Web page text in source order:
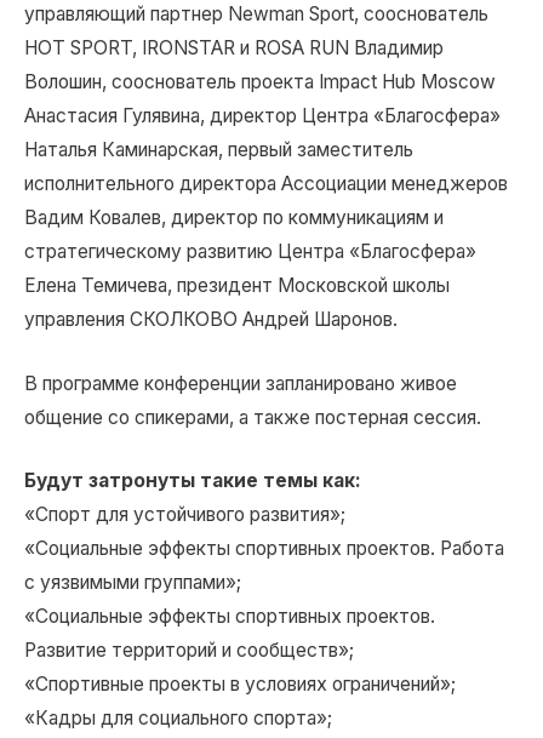
управляющий партнер Newman Sport, сооснователь
HOT SPORT, IRONSTAR и ROSA RUN Владимир
Волошин, сооснователь проекта Impact Hub Moscow
Анастасия Гулявина, директор Центра «Благосфера»
Наталья Каминарская, первый заместитель
исполнительного директора Ассоциации менеджеров
Вадим Ковалев, директор по коммуникациям и
стратегическому развитию Центра «Благосфера»
Елена Темичева, президент Московской школы
управления СКОЛКОВО Андрей Шаронов.
В программе конференции запланировано живое
общение со спикерами, а также постерная сессия.
Будут затронуты такие темы как:
«Спорт для устойчивого развития»;
«Социальные эффекты спортивных проектов. Работа
с уязвимыми группами»;
«Социальные эффекты спортивных проектов.
Развитие территорий и сообществ»;
«Спортивные проекты в условиях ограничений»;
«Кадры для социального спорта»;